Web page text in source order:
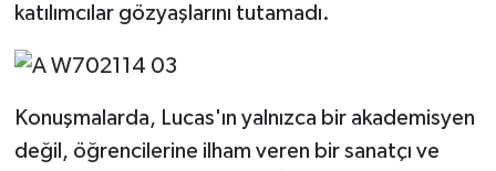
katılımcılar gözyaşlarını tutamadı.
Konuşmalarda, Lucas'ın yalnızca bir akademisyen
değil, öğrencilerine ilham veren bir sanatçı ve